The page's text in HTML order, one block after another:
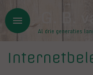
Overslaan en naar de
menu
Al drie generaties